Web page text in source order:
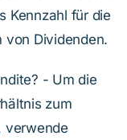
Kennzahl für die
von Dividenden.
- Um die
zum
verwende